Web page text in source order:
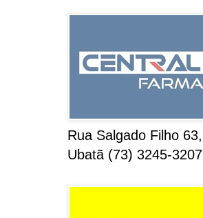
Rua Salgado Filho 63,
Ubatã (73) 3245-3207